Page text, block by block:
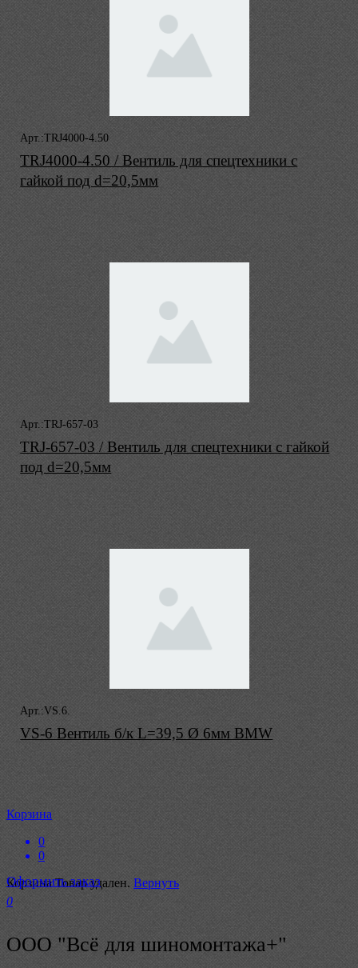
Арт.:TRJ4000-4.50
TRJ4000-4.50 / Вентиль для спецтехники с
гайкой под d=20,5мм
Арт.:TRJ-657-03
TRJ-657-03 / Вентиль для спецтехники с гайкой
под d=20,5мм
Арт.:VS.6.
VS-6 Вентиль б/к L=39,5 Ø 6мм BMW
Корзина
0
0
Корзина Товар удален. Вернуть
0
Оформить заказ
ООО "Всё для шиномонтажа+"